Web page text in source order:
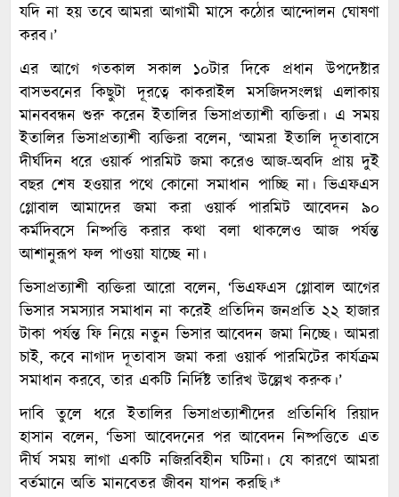
যদি না হয় তবে আমরা আগামী মাসে কঠোর আন্দোলন ঘোষণা
করব।’
এর আগে গতকাল সকাল ১০টার দিকে প্রধান উপদেষ্টার
বাসভবনের কিছুটা দূরত্বে কাকরাইল মসজিদসংলগ্ন এলাকায়
মানববন্ধন শুরু করেন ইতালির ভিসাপ্রত্যাশী ব্যক্তিরা। এ সময়
ইতালির ভিসাপ্রত্যাশী ব্যক্তিরা বলেন, ‘আমরা ইতালি দূতাবাসে
দীর্ঘদিন ধরে ওয়ার্ক পারমিট জমা করেও আজ-অবদি প্রায় দুই
বছর শেষ হওয়ার পথে কোনো সমাধান পাচ্ছি না। ভিএফএস
গ্লোবাল আমাদের জমা করা ওয়ার্ক পারমিট আবেদন ৯০
কর্মদিবসে নিষ্পত্তি করার কথা বলা থাকলেও আজ পর্যন্ত
আশানুরূপ ফল পাওয়া যাচ্ছে না।
ভিসাপ্রত্যাশী ব্যক্তিরা আরো বলেন, ‘ভিএফএস গ্লোবাল আগের
ভিসার সমস্যার সমাধান না করেই প্রতিদিন জনপ্রতি ২২ হাজার
টাকা পর্যন্ত ফি নিয়ে নতুন ভিসার আবেদন জমা নিচ্ছে। আমরা
চাই, কবে নাগাদ দূতাবাস জমা করা ওয়ার্ক পারমিটের কার্যক্রম
সমাধান করবে, তার একটি নির্দিষ্ট তারিখ উল্লেখ করুক।’
দাবি তুলে ধরে ইতালির ভিসাপ্রত্যাশীদের প্রতিনিধি রিয়াদ
হাসান বলেন, ‘ভিসা আবেদনের পর আবেদন নিষ্পত্তিতে এত
দীর্ঘ সময় লাগা একটি নজিরবিহীন ঘটিনা। যে কারণে আমরা
বর্তমানে অতি মানবেতর জীবন যাপন করছি।*